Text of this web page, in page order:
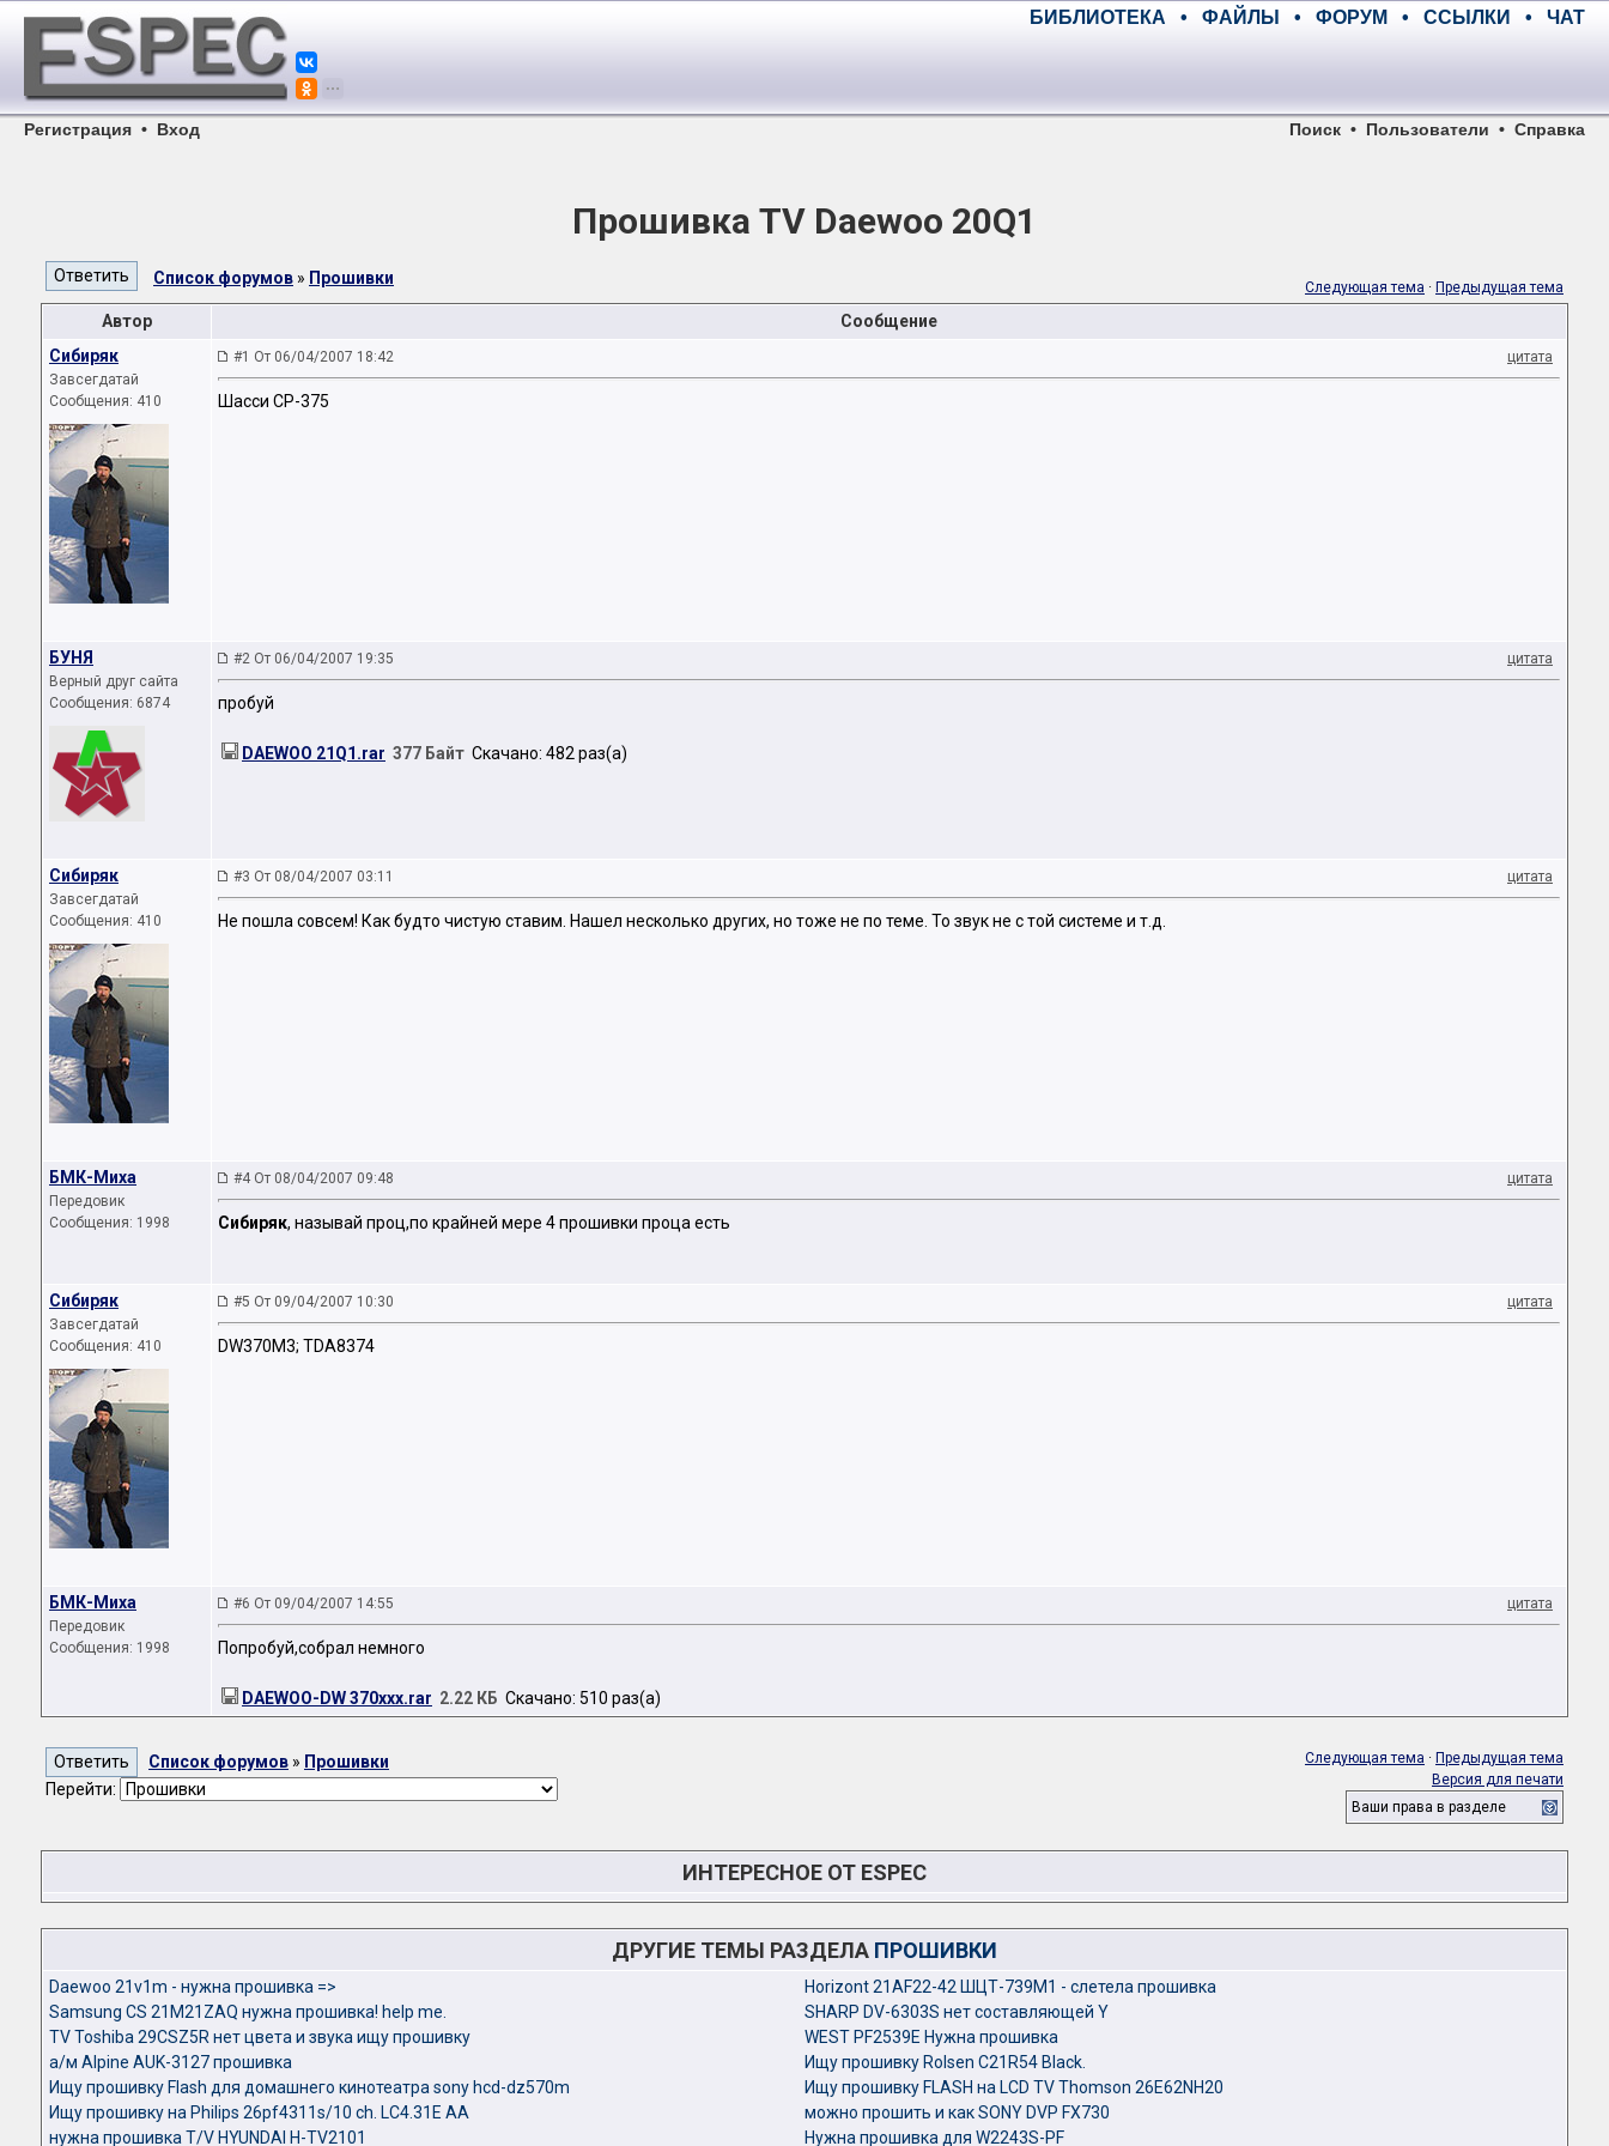
БИБЛИОТЕКА • ФАЙЛЫ • ФОРУМ • ССЫЛКИ • ЧАТ
Регистрация • Вход Поиск • Пользователи • Справка
Прошивка TV Daewoo 20Q1
Список форумов » Прошивки Следующая тема · Предыдущая тема
Автор
Сообщение
Сибиряк
Завсегдатай
Сообщения: 410
#1 От 06/04/2007 18:42 цитата
Шасси CP-375
БУНЯ
Верный друг сайта
Сообщения: 6874
#2 От 06/04/2007 19:35 цитата
пробуй
DAEWOO 21Q1.rar 377 Байт Скачано: 482 раз(а)
Сибиряк
Завсегдатай
Сообщения: 410
#3 От 08/04/2007 03:11 цитата
Не пошла совсем! Как будто чистую ставим. Нашел несколько других, но тоже не по теме. То звук не с той системе и т.д.
БМК-Миха
Передовик
Сообщения: 1998
#4 От 08/04/2007 09:48 цитата
Сибиряк, называй проц,по крайней мере 4 прошивки проца есть
Сибиряк
Завсегдатай
Сообщения: 410
#5 От 09/04/2007 10:30 цитата
DW370M3; TDA8374
БМК-Миха
Передовик
Сообщения: 1998
#6 От 09/04/2007 14:55 цитата
Попробуй,собрал немного
DAEWOO-DW 370xxx.rar 2.22 КБ Скачано: 510 раз(а)
Список форумов » Прошивки
Перейти:
Следующая тема · Предыдущая тема
Версия для печати
Ваши права в разделе
ИНТЕРЕСНОЕ ОТ ESPEC
ДРУГИЕ ТЕМЫ РАЗДЕЛА ПРОШИВКИ
Daewoo 21v1m - нужна прошивка =>
Horizont 21AF22-42 ШЦТ-739М1 - слетела прошивка
Samsung CS 21M21ZAQ нужна прошивка! help me.
SHARP DV-6303S нет составляющей Y
TV Toshiba 29CSZ5R нет цвета и звука ищу прошивку
WEST PF2539E Нужна прошивка
а/м Alpine AUK-3127 прошивка
Ищу прошивку Rolsen C21R54 Black.
Ищу прошивку Flash для домашнего кинотеатра sony hcd-dz570m
Ищу прошивку FLASH на LCD TV Thomson 26E62NH20
Ищу прошивку на Philips 26pf4311s/10 ch. LC4.31E AA
можно прошить и как SONY DVP FX730
нужна прошивка T/V HYUNDAI H-TV2101
Нужна прошивка для W2243S-PF